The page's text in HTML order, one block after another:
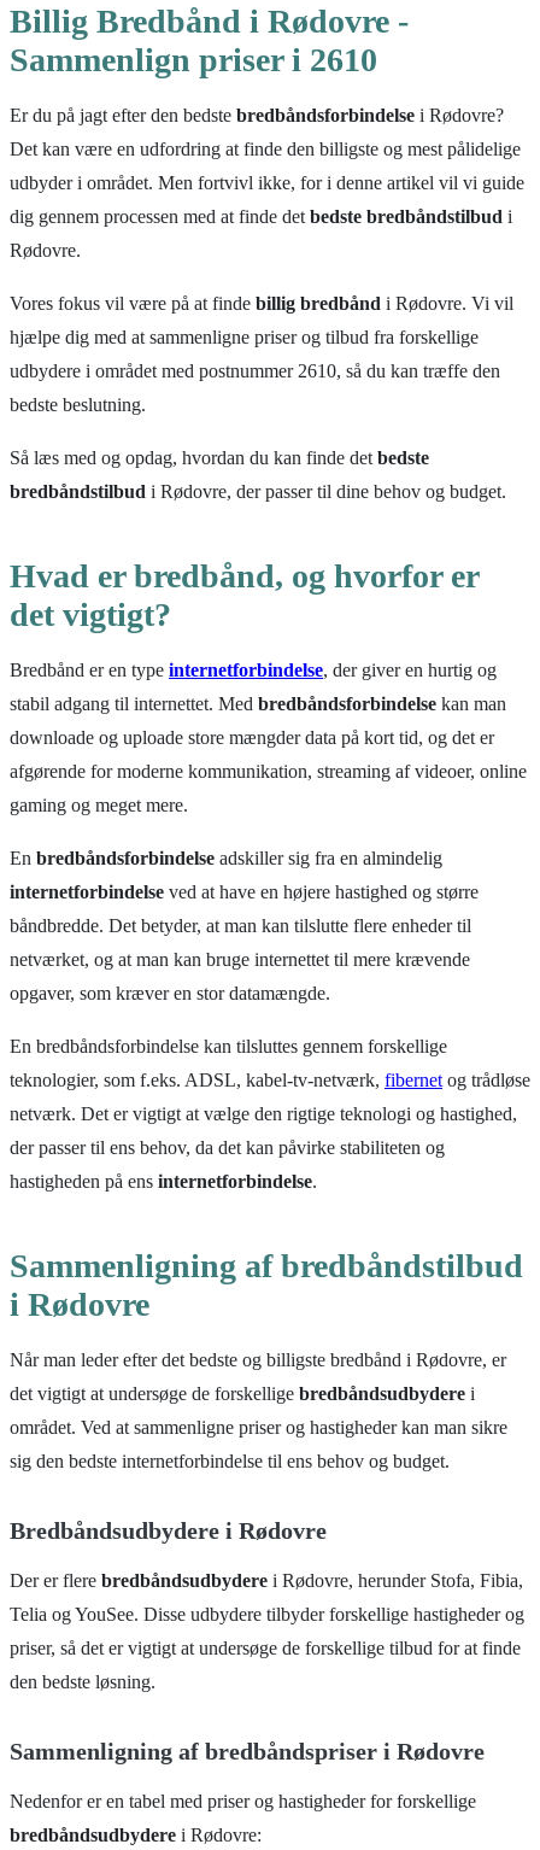
Billig Bredbånd i Rødovre -
Sammenlign priser i 2610
Er du på jagt efter den bedste bredbåndsforbindelse i Rødovre?
Det kan være en udfordring at finde den billigste og mest pålidelige
udbyder i området. Men fortvivl ikke, for i denne artikel vil vi guide
dig gennem processen med at finde det bedste bredbåndstilbud i
Rødovre.
Vores fokus vil være på at finde billig bredbånd i Rødovre. Vi vil
hjælpe dig med at sammenligne priser og tilbud fra forskellige
udbydere i området med postnummer 2610, så du kan træffe den
bedste beslutning.
Så læs med og opdag, hvordan du kan finde det bedste
bredbåndstilbud i Rødovre, der passer til dine behov og budget.
Hvad er bredbånd, og hvorfor er
det vigtigt?
Bredbånd er en type internetforbindelse, der giver en hurtig og
stabil adgang til internettet. Med bredbåndsforbindelse kan man
downloade og uploade store mængder data på kort tid, og det er
afgørende for moderne kommunikation, streaming af videoer, online
gaming og meget mere.
En bredbåndsforbindelse adskiller sig fra en almindelig
internetforbindelse ved at have en højere hastighed og større
båndbredde. Det betyder, at man kan tilslutte flere enheder til
netværket, og at man kan bruge internettet til mere krævende
opgaver, som kræver en stor datamængde.
En bredbåndsforbindelse kan tilsluttes gennem forskellige
teknologier, som f.eks. ADSL, kabel-tv-netværk, fibernet og trådløse
netværk. Det er vigtigt at vælge den rigtige teknologi og hastighed,
der passer til ens behov, da det kan påvirke stabiliteten og
hastigheden på ens internetforbindelse.
Sammenligning af bredbåndstilbud
i Rødovre
Når man leder efter det bedste og billigste bredbånd i Rødovre, er
det vigtigt at undersøge de forskellige bredbåndsudbydere i
området. Ved at sammenligne priser og hastigheder kan man sikre
sig den bedste internetforbindelse til ens behov og budget.
Bredbåndsudbydere i Rødovre
Der er flere bredbåndsudbydere i Rødovre, herunder Stofa, Fibia,
Telia og YouSee. Disse udbydere tilbyder forskellige hastigheder og
priser, så det er vigtigt at undersøge de forskellige tilbud for at finde
den bedste løsning.
Sammenligning af bredbåndspriser i Rødovre
Nedenfor er en tabel med priser og hastigheder for forskellige
bredbåndsudbydere i Rødovre: